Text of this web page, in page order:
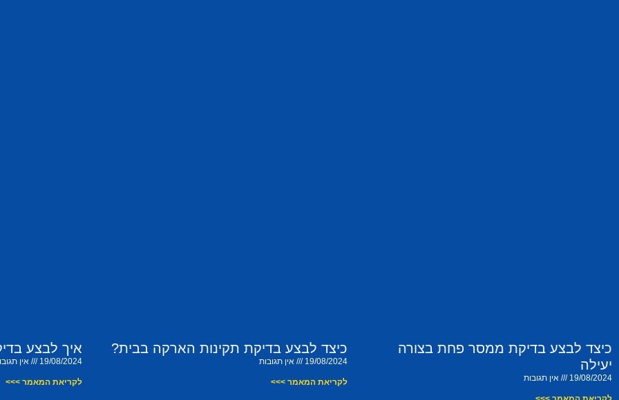
כיצד לבצע בדיקת ממסר פחת בצורה
יעילה
19/08/2024 אין תגובות
כיצד לבצע בדיקת תקינות הארקה בבית?
19/08/2024 אין תגובות
לקריאת המאמר >>>
איך לבצע
19/08/2024 אין
לקריאת המאמר >>>